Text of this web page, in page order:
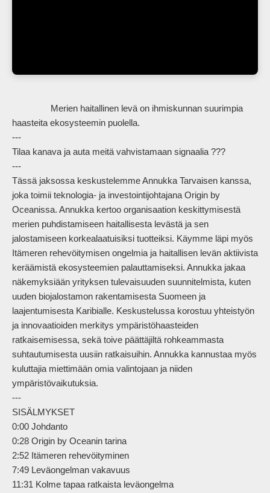
haasteita ekosysteemin puolella.
---
Tilaa kanava ja auta meitä vahvistamaan signaalia ???
---
Tässä jaksossa keskustelemme Annukka Tarvaisen kanssa,
joka toimii teknologia- ja investointijohtajana Origin by
Oceanissa. Annukka kertoo organisaation keskittymisestä
merien puhdistamiseen haitallisesta levästä ja sen
jalostamiseen korkealaatuisiksi tuotteiksi. Käymme läpi myös
Itämeren rehevöitymisen ongelmia ja haitallisen levän aktiivista
keräämistä ekosysteemien palauttamiseksi. Annukka jakaa
näkemyksiään yrityksen tulevaisuuden suunnitelmista, kuten
uuden biojalostamon rakentamisesta Suomeen ja
laajentumisesta Karibialle. Keskustelussa korostuu yhteistyön
ja innovaatioiden merkitys ympäristöhaasteiden
ratkaisemisessa, sekä toive päättäjiltä rohkeammasta
suhtautumisesta uusiin ratkaisuihin. Annukka kannustaa myös
kuluttajia miettimään omia valintojaan ja niiden
ympäristövaikutuksia.
---
SISÄLMYKSET
0:00 Johdanto
0:28 Origin by Oceanin tarina
2:52 Itämeren rehevöityminen
7:49 Leväongelman vakavuus
11:31 Kolme tapaa ratkaista leväongelma